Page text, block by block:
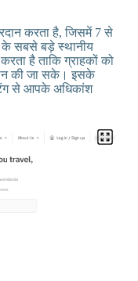
करता है, जिसमें 7 से
के सबसे बड़े स्थानीय
है ताकि ग्राहकों को
की जा सके। इसके
से आपके अधिकांश